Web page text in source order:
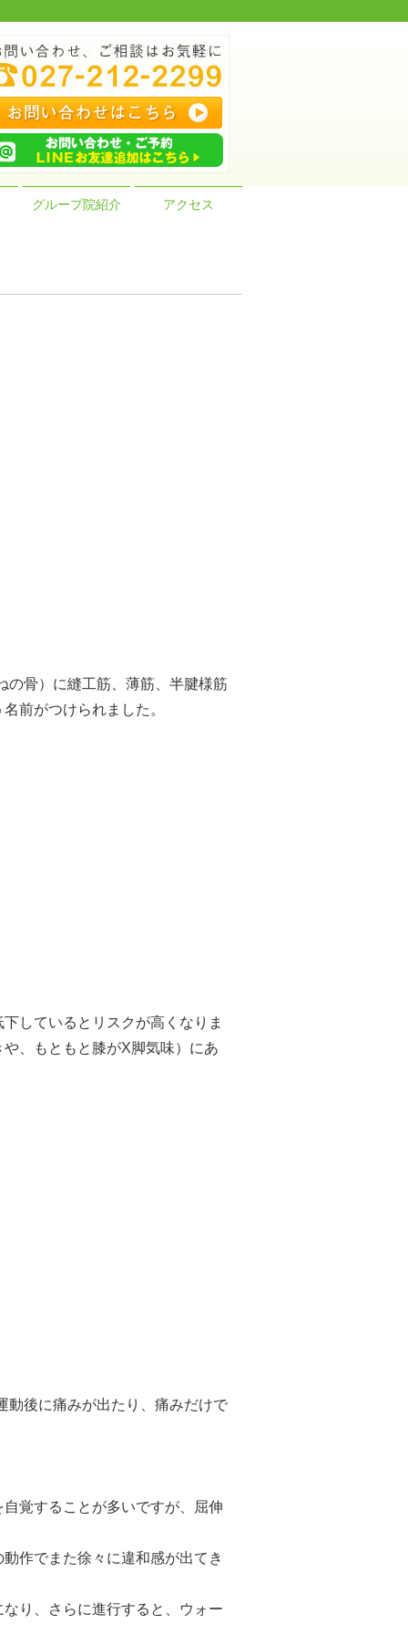
グループ院紹介 アクセス
の骨）に縫工筋、薄筋、半腱様筋
前がつけられました。
しているとリスクが高くなりま
、もともと膝がX脚気味）にあ
動後に痛みが出たり、痛みだけで
覚することが多いですが、屈伸
作でまた徐々に違和感が出てき
り、さらに進行すると、ウォー